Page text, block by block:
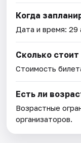
Когда
Дата и время:29
Сколько стоит
Стоимость
Есть ли
Возрастные
организаторов.